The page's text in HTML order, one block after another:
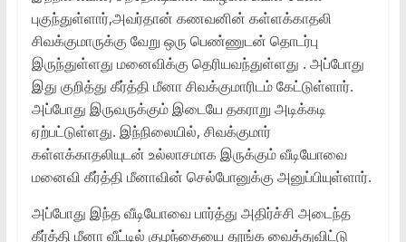
புகுந்துள்ளார்,அவர்தான் கணவனின் கள்ளக்காதலி
சிவக்குமாருக்கு வேறு ஒரு பெண்ணுடன் தொடர்பு
இருந்துள்ளது மனைவிக்கு தெரியவந்துள்ளது . அப்போது
இது குறித்து கீர்த்தி மீனா சிவக்குமாரிடம் கேட்டுள்ளார்.
அப்போது இருவருக்கும் இடையே தகராறு அடிக்கடி
ஏற்பட்டுள்ளது. இந்நிலையில், சிவக்குமார்
கள்ளக்காதலியுடன் உல்லாசமாக இருக்கும் வீடியோவை
மனைவி கீர்த்தி மீனாவின் செல்போனுக்கு அனுப்பியுள்ளார்.
அப்போது இந்த வீடியோவை பார்த்து அதிர்ச்சி அடைந்த
கீர்த்தி மீனா வீட்டில் குழந்தையை தூங்க வைத்துவிட்டு